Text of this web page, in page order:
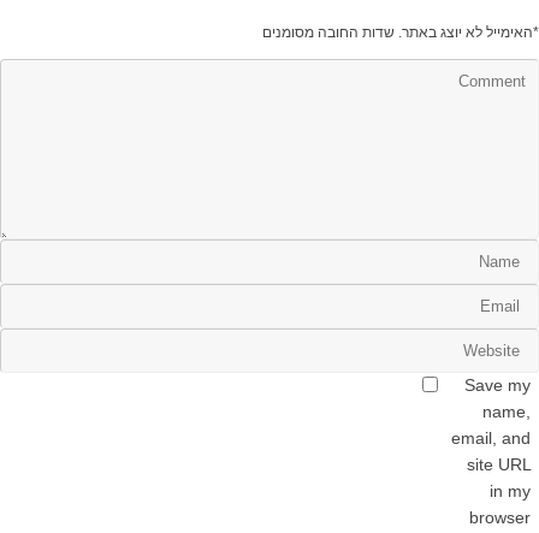
האימייל לא יוצג באתר. שדות החובה מסומנים *
Save my
name,
email, and
site URL
in my
browser